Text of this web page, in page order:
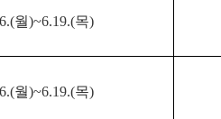
월)~6.19.(목)
월)~6.19.(목)